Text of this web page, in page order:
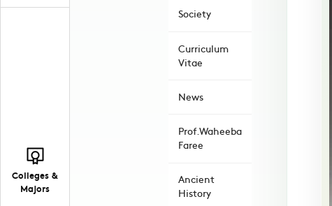
Colleges &
Majors
Society
Curriculum
Vitae
News
Prof.Waheeba
Faree
Ancient
History